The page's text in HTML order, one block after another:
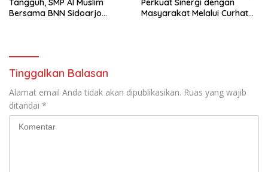
Tangguh, SMP Al Muslim
Bersama BNN Sidoarjo
Perkuat Sinergi dengan
Masyarakat Melalui Curhat
Tinggalkan Balasan
Alamat email Anda tidak akan dipublikasikan. Ruas yang wajib
ditandai *